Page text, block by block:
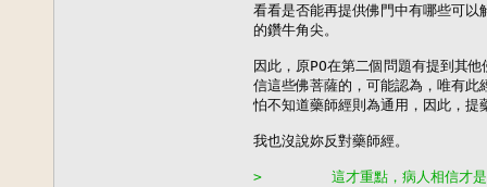
看看是否能再提供佛門中有哪些可
的鑽牛角尖。
因此，原PO在第二個問題有提到其
信這些佛菩薩的，可能認為，唯有此
怕不知道藥師經則為通用，因此，提
我也沒說妳反對藥師經。
>        這才重點，病人相信才是